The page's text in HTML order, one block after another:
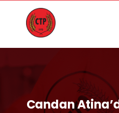
Candan